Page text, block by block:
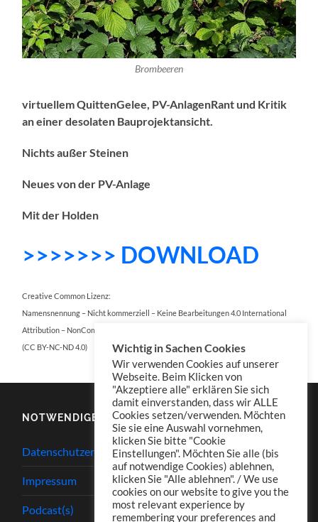
Brombeeren
virtuellem QuittenGelee, PV-AnlagenRant und Kritik
an einer desolaten Bauprojektansicht.
Nichts außer Steinen
Neues von der PV-Anlage
Mit der Holden
>>>>>>> DOWNLOAD
Creative Common Lizenz:
Namensnennung – Nicht kommerziell – Keine Bearbeitungen 4.0 International
Attribution – NonCommercial – NoDerivatives 4.0 International
(CC BY-NC-ND 4.0)
NOTWENDIGES
Datenschutzerklärung
Impressum
Podcast(s)
Wichtig in Sachen Cookies
Wir verwenden Cookies auf unserer
Webseite. Beim Klicken von
"Akzeptiere alle" erklären Sie sich
damit einverstanden, dass wir ALLE
Cookies setzen/verwenden. Möchten
Sie sie eine Auswahl vornehmen,
klicken Sie bitte "Cookie
Einstellungen". Möchten Sie alle (bis
auf notwendige Cookies) ablehnen,
klicken Sie "Alle ablehnen". / We use
cookies on our website to give you the
most relevant experience by
remembering your preferences and